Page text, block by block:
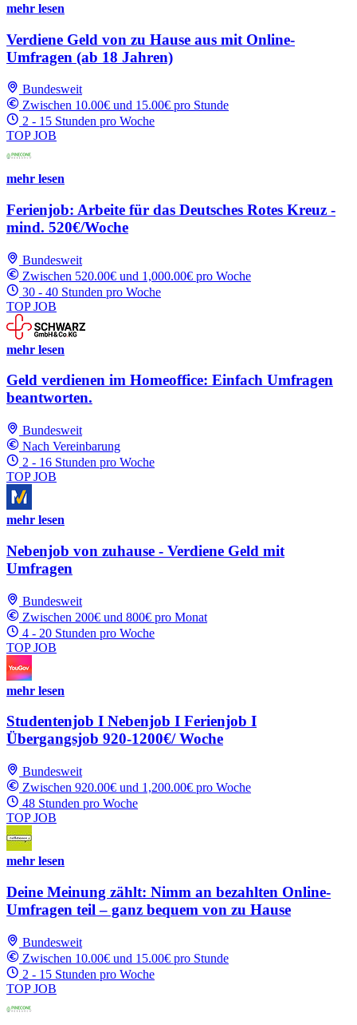
mehr lesen
Verdiene Geld von zu Hause aus mit Online-
Umfragen (ab 18 Jahren)
Bundesweit
Zwischen 10.00€ und 15.00€ pro Stunde
2 - 15 Stunden pro Woche
TOP JOB
mehr lesen
Ferienjob: Arbeite für das Deutsches Rotes Kreuz -
mind. 520€/Woche
Bundesweit
Zwischen 520.00€ und 1,000.00€ pro Woche
30 - 40 Stunden pro Woche
TOP JOB
mehr lesen
Geld verdienen im Homeoffice: Einfach Umfragen
beantworten.
Bundesweit
Nach Vereinbarung
2 - 16 Stunden pro Woche
TOP JOB
mehr lesen
Nebenjob von zuhause - Verdiene Geld mit
Umfragen
Bundesweit
Zwischen 200€ und 800€ pro Monat
4 - 20 Stunden pro Woche
TOP JOB
mehr lesen
Studentenjob I Nebenjob I Ferienjob I
Übergangsjob 920-1200€/ Woche
Bundesweit
Zwischen 920.00€ und 1,200.00€ pro Woche
48 Stunden pro Woche
TOP JOB
mehr lesen
Deine Meinung zählt: Nimm an bezahlten Online-
Umfragen teil – ganz bequem von zu Hause
Bundesweit
Zwischen 10.00€ und 15.00€ pro Stunde
2 - 15 Stunden pro Woche
TOP JOB